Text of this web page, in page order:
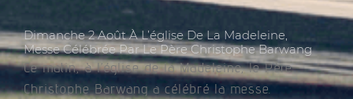
Dimanche 2 Août À L’église De La Madeleine,
Messe Célébrée Par Le Père Christophe Barwang
Ce matin, à l’église de la Madeleine, le Père
Christophe Barwang a célébré la messe.